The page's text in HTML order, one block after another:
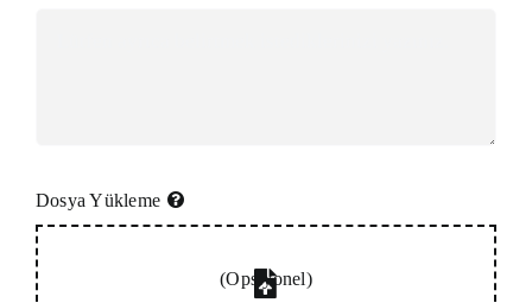
Dosya Yükleme
(Opsiyonel)